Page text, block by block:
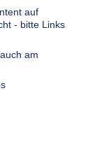
auf
- bitte Links
am